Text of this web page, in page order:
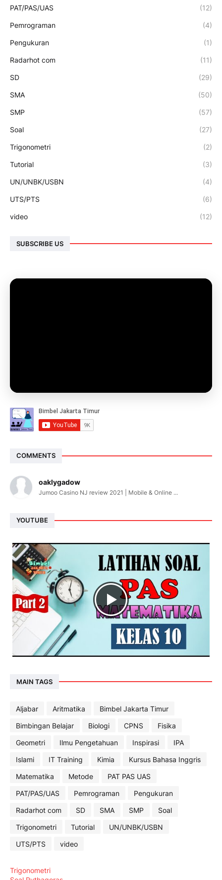
PAT/PAS/UAS (12)
Pemrograman (4)
Pengukuran (1)
Radarhot com (11)
SD (29)
SMA (50)
SMP (57)
Soal (27)
Trigonometri (2)
Tutorial (3)
UN/UNBK/USBN (4)
UTS/PTS (6)
video (12)
SUBSCRIBE US
COMMENTS
oaklygadow
Jumoo Casino NJ review 2021 | Mobile & Online ...
YOUTUBE
MAIN TAGS
Aljabar Aritmatika
Bimbel Jakarta Timur
Bimbingan Belajar
Biologi CPNS
Fisika
Geometri
Ilmu Pengetahuan Inspirasi
IPA
Islami
IT Training Kimia
Kursus Bahasa Inggris
Matematika
Metode
PAT PAS UAS
PAT/PAS/UAS
Pemrograman
Pengukuran
Radarhot com
SD SMA SMP
Soal
Trigonometri
Tutorial
UN/UNBK/USBN
UTS/PTS
video
Trigonometri